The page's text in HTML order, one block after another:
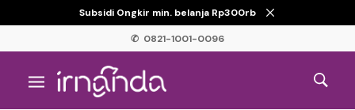
Subsidi Ongkir min. belanja Rp300rb
✆ 0821-1001-0096